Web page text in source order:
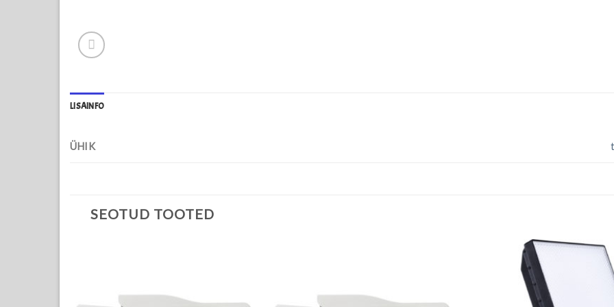
LISAINFO
ÜHIK
SEOTUD TOOTED